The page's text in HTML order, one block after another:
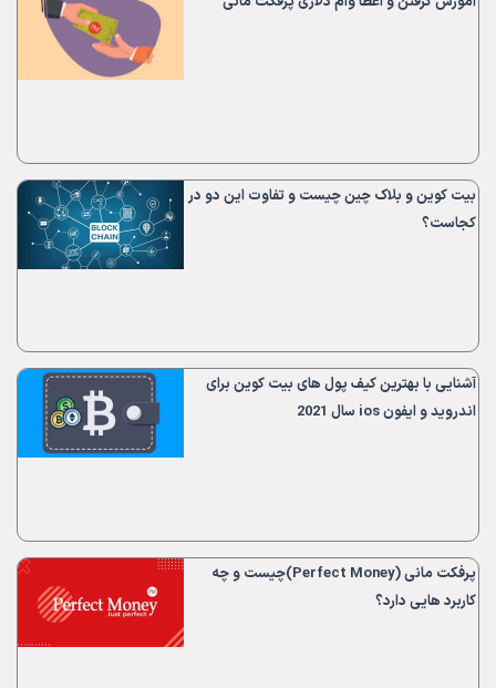
بیت کوین و بلاک چین چیست و تفاوت این دو در
کجاست؟
آشنایی با بهترین کیف پول های بیت کوین برای
اندروید و ایفون ios سال 2021
پرفکت مانی (Perfect Money)چیست و چه
کاربرد هایی دارد؟